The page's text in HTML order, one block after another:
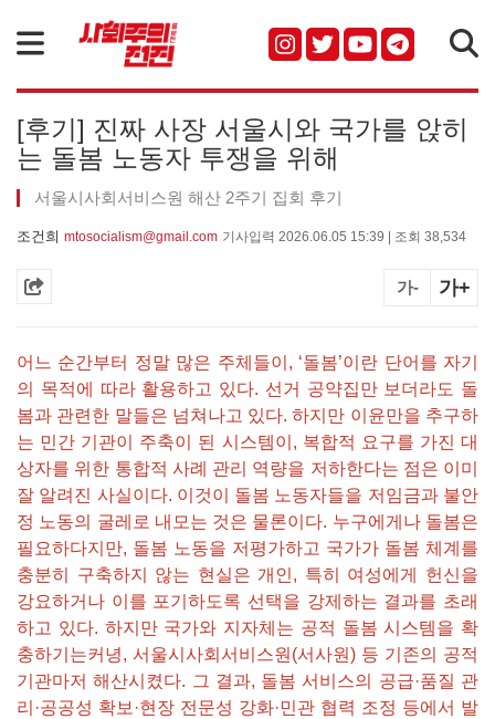
[후기] 진짜 사장 서울시와 국가를 앉히
는 돌봄 노동자 투쟁을 위해
서울시사회서비스원 해산 2주기 집회 후기
조건희 mtosocialism@gmail.com 기사입력 2026.06.05 15:39 | 조회 38,534
가- 가+
어느 순간부터 정말 많은 주체들이, ‘돌봄’이란 단어를 자기
의 목적에 따라 활용하고 있다. 선거 공약집만 보더라도 돌
봄과 관련한 말들은 넘쳐나고 있다. 하지만 이윤만을 추구하
는 민간 기관이 주축이 된 시스템이, 복합적 요구를 가진 대
상자를 위한 통합적 사례 관리 역량을 저하한다는 점은 이미
잘 알려진 사실이다. 이것이 돌봄 노동자들을 저임금과 불안
정 노동의 굴레로 내모는 것은 물론이다. 누구에게나 돌봄은
필요하다지만, 돌봄 노동을 저평가하고 국가가 돌봄 체계를
충분히 구축하지 않는 현실은 개인, 특히 여성에게 헌신을
강요하거나 이를 포기하도록 선택을 강제하는 결과를 초래
하고 있다. 하지만 국가와 지자체는 공적 돌봄 시스템을 확
충하기는커녕, 서울시사회서비스원(서사원) 등 기존의 공적
기관마저 해산시켰다. 그 결과, 돌봄 서비스의 공급·품질 관
리·공공성 확보·현장 전문성 강화·민관 협력 조정 등에서 발